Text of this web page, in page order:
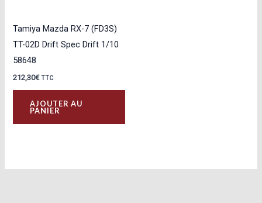
Tamiya Mazda RX-7 (FD3S)
TT-02D Drift Spec Drift 1/10
58648
212,30€ TTC
AJOUTER AU
PANIER